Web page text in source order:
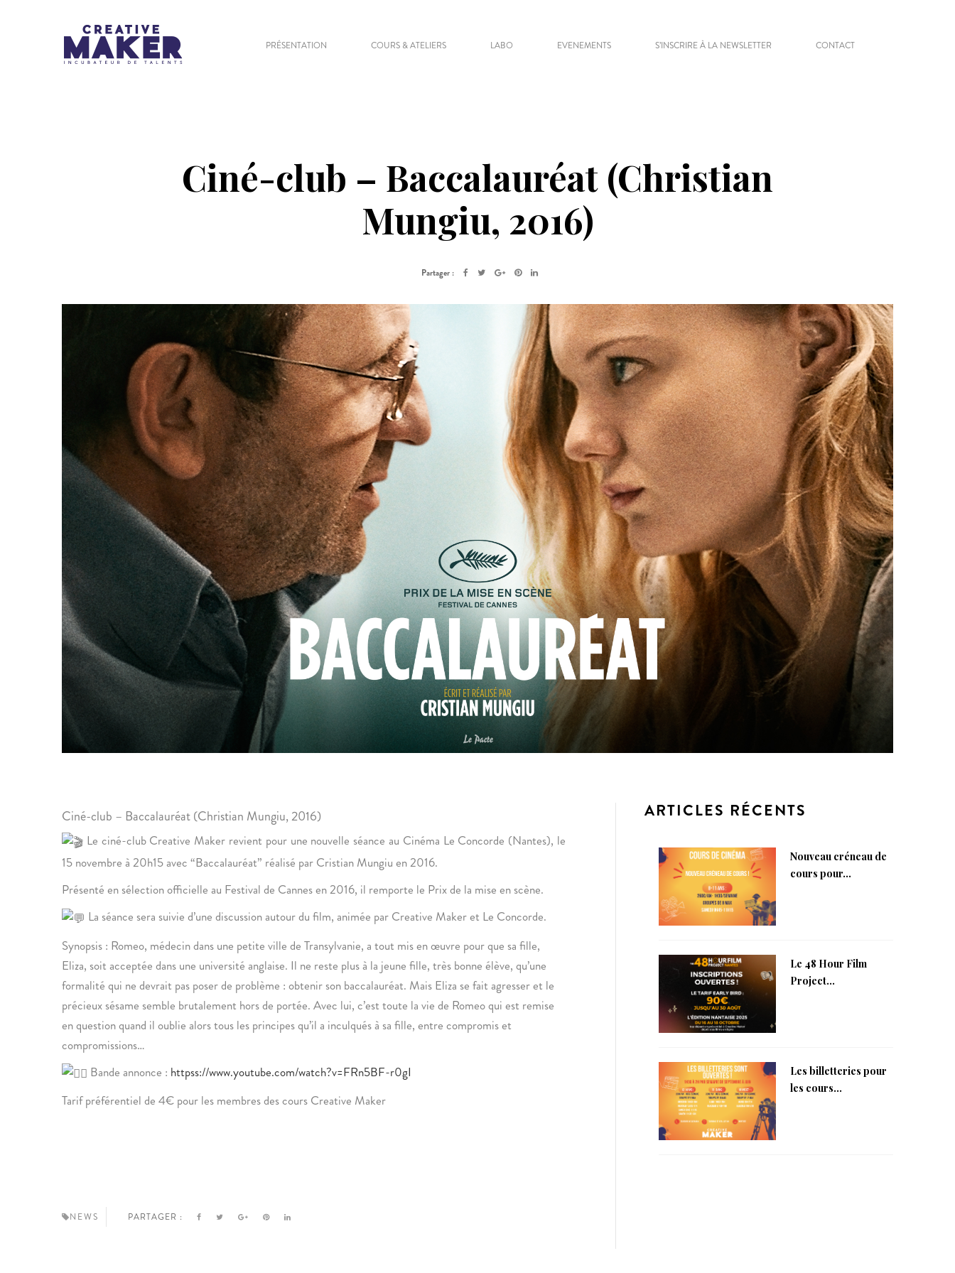
PRÉSENTATION COURS & ATELIERS LABO EVENEMENTS S’INSCRIRE À LA NEWSLETTER CONTACT
Ciné-club – Baccalauréat (Christian
Mungiu, 2016)
Partager :
Ciné-club – Baccalauréat (Christian Mungiu, 2016)
Le ciné-club Creative Maker revient pour une nouvelle séance au Cinéma Le Concorde (Nantes), le
15 novembre à 20h15 avec “Baccalauréat” réalisé par Cristian Mungiu en 2016.
Présenté en sélection officielle au Festival de Cannes en 2016, il remporte le Prix de la mise en scène.
La séance sera suivie d’une discussion autour du film, animée par Creative Maker et Le Concorde.
Synopsis : Romeo, médecin dans une petite ville de Transylvanie, a tout mis en œuvre pour que sa fille,
Eliza, soit acceptée dans une université anglaise. Il ne reste plus à la jeune fille, très bonne élève, qu’une
formalité qui ne devrait pas poser de problème : obtenir son baccalauréat. Mais Eliza se fait agresser et le
précieux sésame semble brutalement hors de portée. Avec lui, c’est toute la vie de Romeo qui est remise
en question quand il oublie alors tous les principes qu’il a inculqués à sa fille, entre compromis et
compromissions…
Bande annonce : httpss://www.youtube.com/watch?v=FRn5BF-r0gI
Tarif préférentiel de 4€ pour les membres des cours Creative Maker
NEWS PARTAGER :
ARTICLES RÉCENTS
Nouveau créneau de
cours pour...
Le 48 Hour Film
Project...
Les billetteries pour
les cours...